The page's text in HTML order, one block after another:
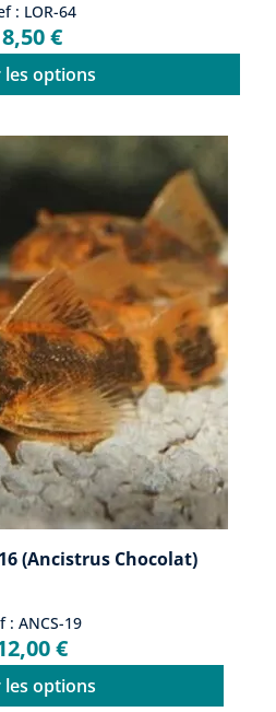
: LOR-64
8,50 €
les options
(Ancistrus Chocolat)
: ANCS-19
€
les options